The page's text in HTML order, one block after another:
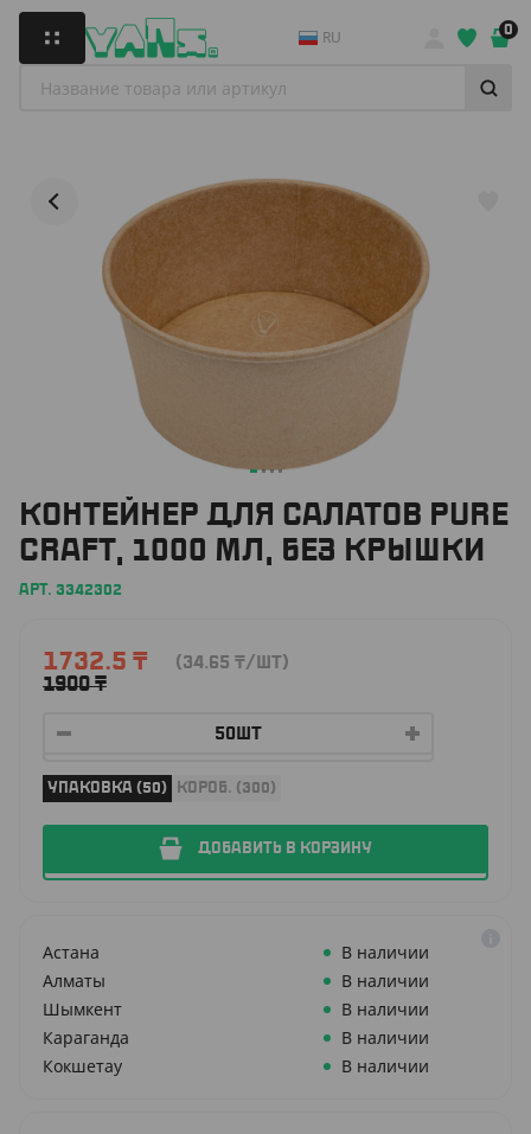
RU 0
КОНТЕЙНЕР ДЛЯ САЛАТОВ PURE
CRAFT, 1000 МЛ, БЕЗ КРЫШКИ
АРТ. 3342302
1732.5 ₸
1900₸
(34.65 ₸/ШТ)
УПАКОВКА (50) КОРОБ. (300)
ДОБАВИТЬ В КОРЗИНУ
Астана
В наличии
Алматы
В наличии
Шымкент
В наличии
Караганда
В наличии
Кокшетау
В наличии